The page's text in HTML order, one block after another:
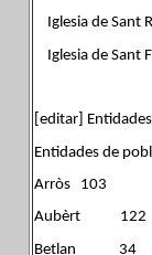
Iglesia de Sant
Iglesia de Sant
[editar]
Entidades de
Arròs 103
Aubèrt 122
Betlan 34